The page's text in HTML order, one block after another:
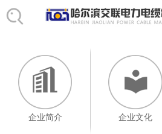
企业简介 企业文化